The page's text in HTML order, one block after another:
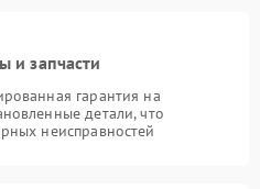
и запчасти
гарантия на
детали, что
неисправностей